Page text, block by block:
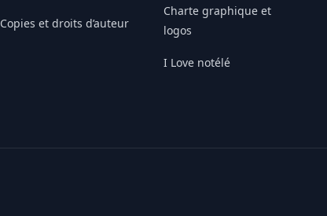
Copies et droits d’auteur
Charte graphique et
logos
I Love notélé